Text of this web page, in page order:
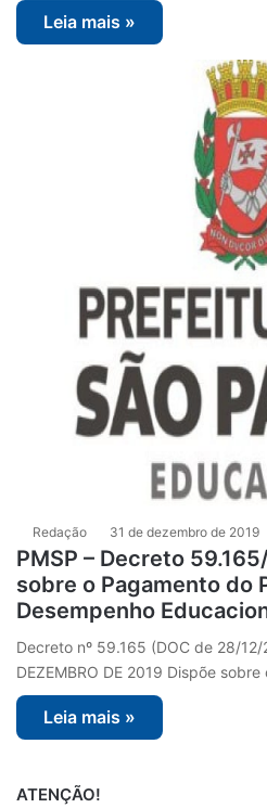
Leia mais »
Redação 31 de dezembro de 2019
PMSP – Decreto
sobre o Pagamento do
Desempenho
Decreto nº 59.165 (DOC de 28/
DEZEMBRO DE 2019 Dispõe
Leia mais »
ATENÇÃO!